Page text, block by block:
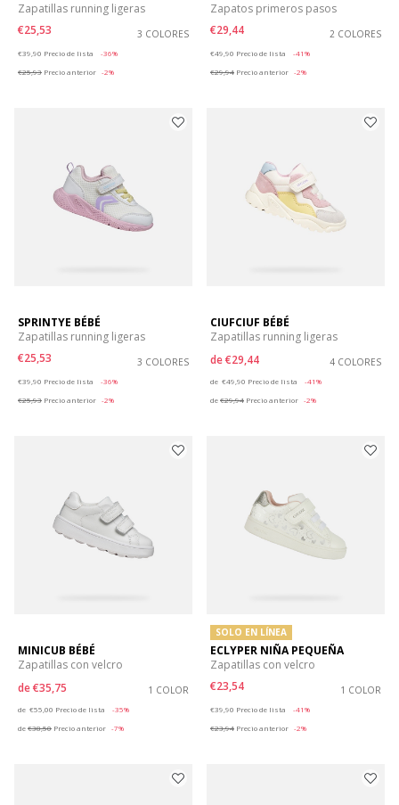
Zapatillas running ligeras
€25,53
3 COLORES
€39,90 Precio de lista
-36%
€25,93 Precio anterior -2%
Zapatos primeros pasos
€29,44
2 COLORES
€49,90 Precio de lista
-41%
€29,94 Precio anterior -2%
SPRINTYE BÉBÉ
Zapatillas running ligeras
€25,53
3 COLORES
€39,90 Precio de lista
-36%
€25,93 Precio anterior -2%
CIUFCIUF BÉBÉ
Zapatillas running ligeras
de€29,44 4 COLORES
de €49,90 Precio de lista
-41%
de€29,94 Precio anterior -2%
MINICUB BÉBÉ
Zapatillas con velcro
de€35,75 1 COLOR
de €55,00 Precio de lista
-35%
de€38,50 Precio anterior -7%
SOLO EN LÍNEA
ECLYPER NIÑA PEQUEÑA
Zapatillas con velcro
€23,54
1 COLOR
€39,90 Precio de lista
-41%
€23,94 Precio anterior -2%